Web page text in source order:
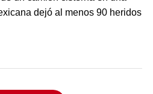
dejó al menos 90 heridos